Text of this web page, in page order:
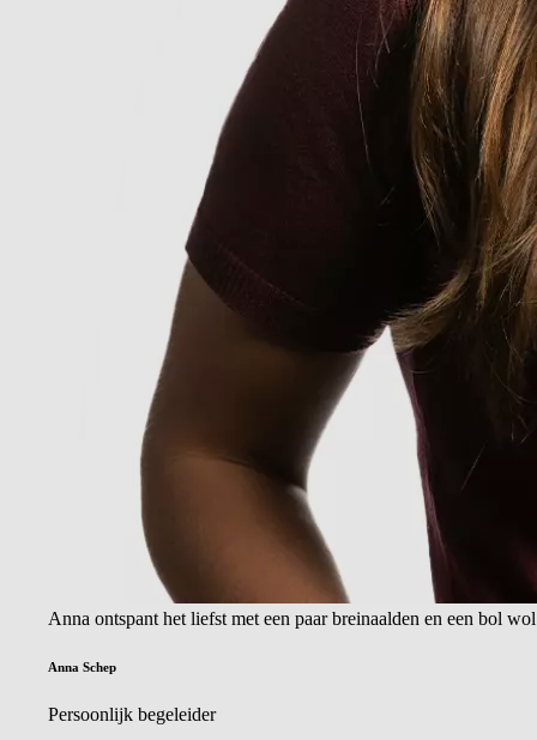
Anna ontspant het liefst met een paar breinaalden en een bol wol
Anna Schep
Persoonlijk begeleider